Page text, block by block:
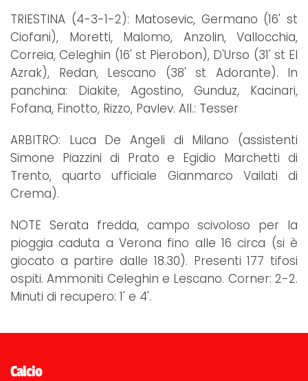
TRIESTINA (4-3-1-2): Matosevic, Germano (16' st
Ciofani), Moretti, Malomo, Anzolin, Vallocchia,
Correia, Celeghin (16' st Pierobon), D'Urso (31' st El
Azrak), Redan, Lescano (38' st Adorante). In
panchina: Diakite, Agostino, Gunduz, Kacinari,
Fofana, Finotto, Rizzo, Pavlev. All.: Tesser
ARBITRO: Luca De Angeli di Milano (assistenti
Simone Piazzini di Prato e Egidio Marchetti di
Trento, quarto ufficiale Gianmarco Vailati di
Crema).
NOTE Serata fredda, campo scivoloso per la
pioggia caduta a Verona fino alle 16 circa (si è
giocato a partire dalle 18.30). Presenti 177 tifosi
ospiti. Ammoniti Celeghin e Lescano. Corner: 2-2.
Minuti di recupero: 1' e 4'.
Calcio